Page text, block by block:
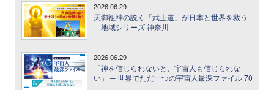
2026.06.29
天御祖神の説く「武士道」が日本と世界を救う
─ 地域シリーズ 神奈川
2026.06.29
「神を信じられないと、宇宙人も信じられな
い」 ─ 世界でただ一つの宇宙人最深ファイル 70